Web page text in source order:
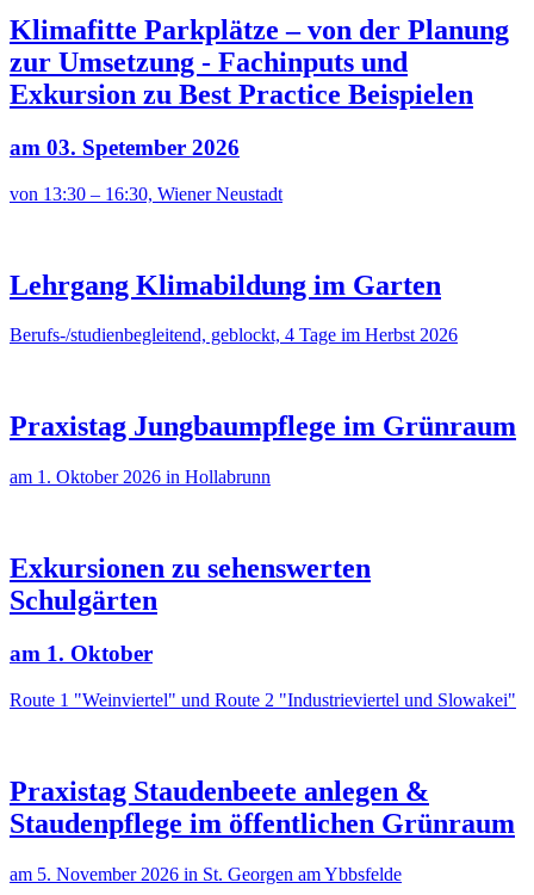
Klimafitte Parkplätze – von der Planung
zur Umsetzung - Fachinputs und
Exkursion zu Best Practice Beispielen
am 03. Spetember 2026
von 13:30 – 16:30, Wiener Neustadt
Lehrgang Klimabildung im Garten
Berufs-/studienbegleitend, geblockt, 4 Tage im Herbst 2026
Praxistag Jungbaumpflege im Grünraum
am 1. Oktober 2026 in Hollabrunn
Exkursionen zu sehenswerten
Schulgärten
am 1. Oktober
Route 1 "Weinviertel" und Route 2 "Industrieviertel und Slowakei"
Praxistag Staudenbeete anlegen &
Staudenpflege im öffentlichen Grünraum
am 5. November 2026 in St. Georgen am Ybbsfelde